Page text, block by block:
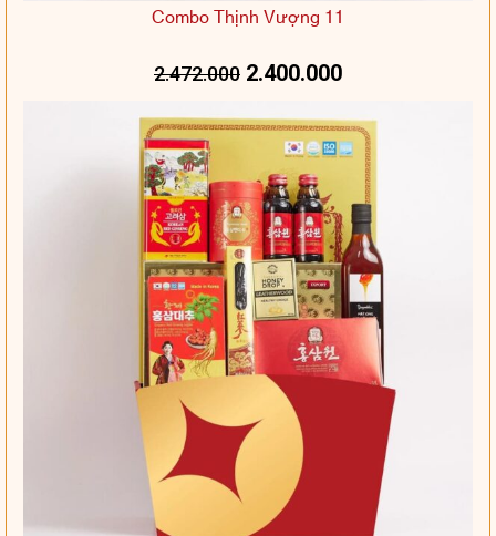
Combo Thịnh Vượng 11
2.472.000 2.400.000